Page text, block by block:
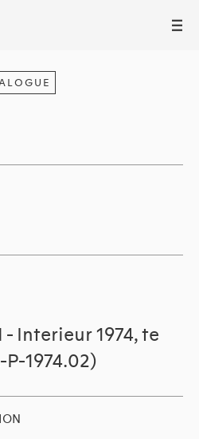
III
Interieur 1974, te
1974.02)